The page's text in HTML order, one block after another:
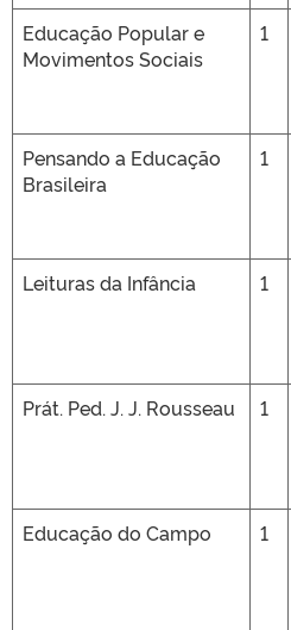
Educação Popular e
Movimentos Sociais
1
Pensando a Educação
Brasileira
1
Leituras da Infância 1
Prát. Ped. J. J. Rousseau 1
Educação do Campo 1